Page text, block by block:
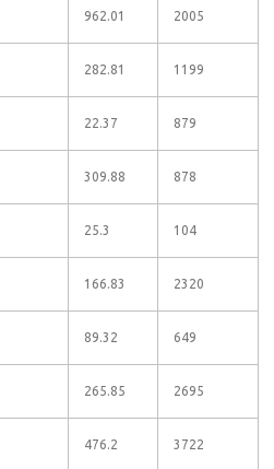
962.01 2005
282.81 1199
22.37 879
309.88 878
25.3 104
166.83 2320
89.32 649
265.85 2695
476.2 3722